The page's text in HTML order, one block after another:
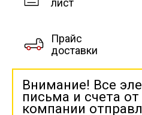
Прайс
доставки
Внимание! Все
письма и счета
компании